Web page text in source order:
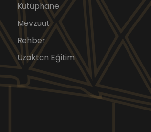
Kütüphane
Mevzuat
Rehber
Uzaktan Eğitim